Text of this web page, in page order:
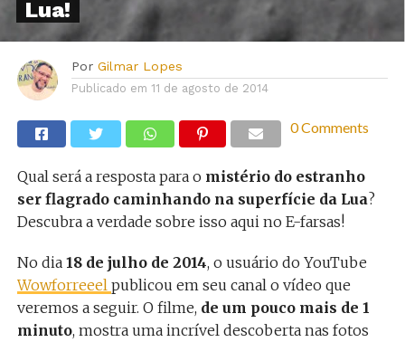
Lua!
Por Gilmar Lopes
Publicado em 11 de agosto de 2014
0 Comments
Qual será a resposta para o mistério do estranho
ser flagrado caminhando na superfície da Lua?
Descubra a verdade sobre isso aqui no E-farsas!
No dia 18 de julho de 2014, o usuário do YouTube
Wowforreeel publicou em seu canal o vídeo que
veremos a seguir. O filme, de um pouco mais de 1
minuto, mostra uma incrível descoberta nas fotos